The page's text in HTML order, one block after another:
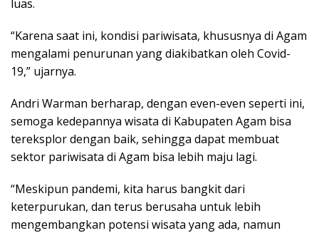
luas.
“Karena saat ini, kondisi pariwisata, khususnya di Agam
mengalami penurunan yang diakibatkan oleh Covid-
19,” ujarnya.
Andri Warman berharap, dengan even-even seperti ini,
semoga kedepannya wisata di Kabupaten Agam bisa
tereksplor dengan baik, sehingga dapat membuat
sektor pariwisata di Agam bisa lebih maju lagi.
“Meskipun pandemi, kita harus bangkit dari
keterpurukan, dan terus berusaha untuk lebih
mengembangkan potensi wisata yang ada, namun